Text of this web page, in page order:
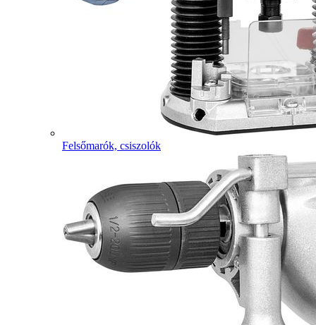
Felsőmarók, csiszolók